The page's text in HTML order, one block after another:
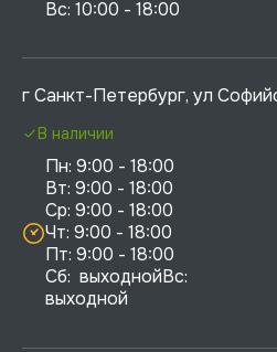
г Санкт-Петербург, ул
Пн: 9:00 - 18:00
Вт: 9:00 - 18:00
Ср: 9:00 - 18:00
Чт: 9:00 - 18:00
Пт: 9:00 - 18:00
Сб:  выходнойВс:
выходной
В наличии